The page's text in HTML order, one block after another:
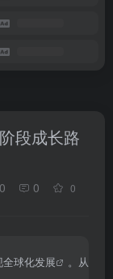
段成长路
0 0
全球化发展
。从